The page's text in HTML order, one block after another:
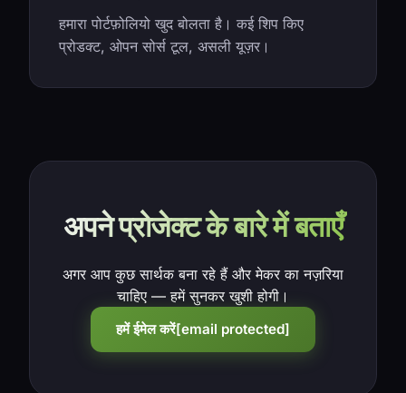
हमारा पोर्टफ़ोलियो खुद बोलता है। कई शिप किए
प्रोडक्ट, ओपन सोर्स टूल, असली यूज़र।
अपने प्रोजेक्ट के बारे में बताएँ
अगर आप कुछ सार्थक बना रहे हैं और मेकर का नज़रिया
चाहिए — हमें सुनकर खुशी होगी।
हमें ईमेल करें[email protected]